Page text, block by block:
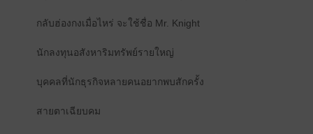
กลับฮ่องกงเมื่อไหร่ จะใช้ชื่อ Mr. Knight
นักลงทุนอสังหาริมทรัพย์รายใหญ่
บุคคลที่นักธุรกิจหลายคนอยากพบสักครั้ง
สายตาเฉียบคม